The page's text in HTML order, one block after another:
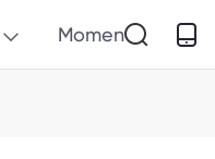
Momen